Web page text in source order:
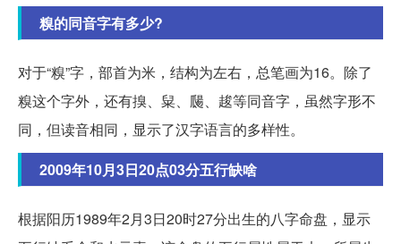
糗的同音字有多少?
对于“糗”字，部首为米，结构为左右，总笔画为16。除了
糗这个字外，还有搝、䊆、㼒、䞭等同音字，虽然字形不
同，但读音相同，显示了汉字语言的多样性。
2009年10月3日20点03分五行缺啥
根据阳历1989年2月3日20时27分出生的八字命盘，显示